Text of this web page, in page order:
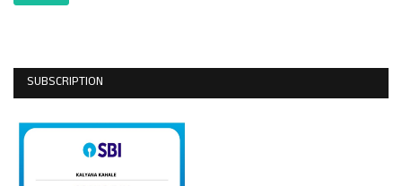
SUBSCRIPTION